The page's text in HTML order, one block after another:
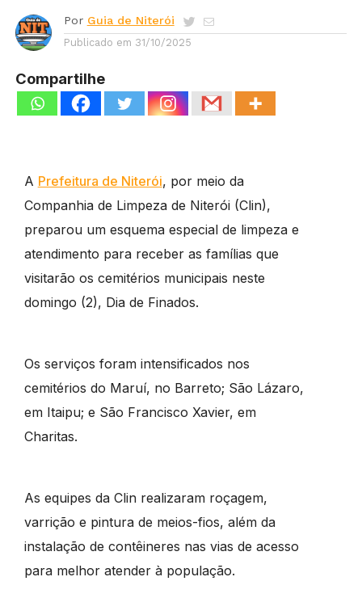
Por Guia de Niterói
Publicado em 31/10/2025
Compartilhe
A Prefeitura de Niterói, por meio da
Companhia de Limpeza de Niterói (Clin),
preparou um esquema especial de limpeza e
atendimento para receber as famílias que
visitarão os cemitérios municipais neste
domingo (2), Dia de Finados.
Os serviços foram intensificados nos
cemitérios do Maruí, no Barreto; São Lázaro,
em Itaipu; e São Francisco Xavier, em
Charitas.
As equipes da Clin realizaram roçagem,
varrição e pintura de meios-fios, além da
instalação de contêineres nas vias de acesso
para melhor atender à população.